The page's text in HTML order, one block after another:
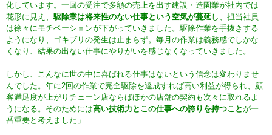
化しています。一回の受注で多額の売上を出す建設・造園業が社内では
花形に見え、駆除業は将来性のない仕事という空気が蔓延し、担当社員
は徐々にモチベーションが下がっていきました。駆除作業を手抜きする
ようになり、ゴキブリの発生は止まらず。毎月の作業は義務感でしかな
くなり、結果の出ない仕事にやりがいを感じなくなっていきました。
しかし、こんなに世の中に喜ばれる仕事はないという信念は変わりませ
んでした。年に2回の作業で完全駆除を達成すれば高い利益が得られ、顧
客満足度が上がりチェーン店ならばほかの店舗の契約も次々に取れるよ
うになる。そのためには高い技術力とこの仕事への誇りを持つことが一
番重要と考えました」